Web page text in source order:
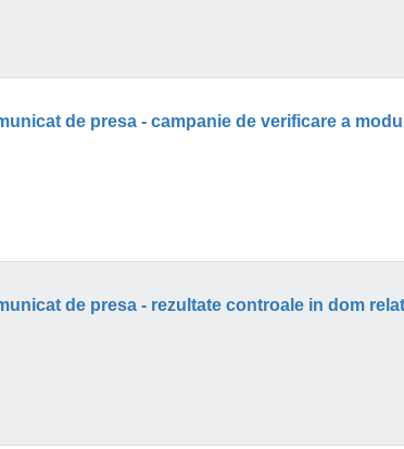
de presa - rezultate controale in dom